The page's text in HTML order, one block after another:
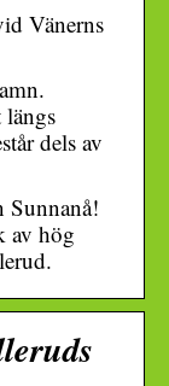
Vänerns
längs
dels av
Sunnanå!
av hög